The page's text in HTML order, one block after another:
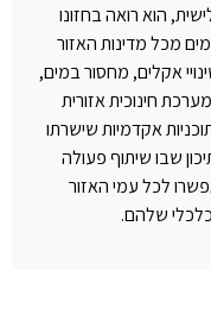
הוא רואה בחזונו
מכל מדינות האזור
אקלים, מחסור במים,
חינוכית אזורית
אקדמיות שישרתו
שבו שיתוף פעולה
לכל עמי האזור
שלהם.